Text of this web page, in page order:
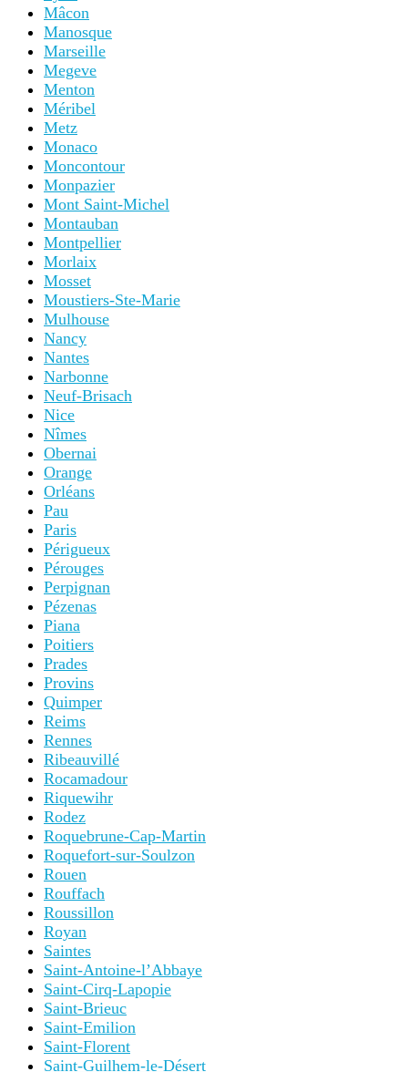
Mâcon
Manosque
Marseille
Megeve
Menton
Méribel
Metz
Monaco
Moncontour
Monpazier
Mont Saint-Michel
Montauban
Montpellier
Morlaix
Mosset
Moustiers-Ste-Marie
Mulhouse
Nancy
Nantes
Narbonne
Neuf-Brisach
Nice
Nîmes
Obernai
Orange
Orléans
Pau
Paris
Périgueux
Pérouges
Perpignan
Pézenas
Piana
Poitiers
Prades
Provins
Quimper
Reims
Rennes
Ribeauvillé
Rocamadour
Riquewihr
Rodez
Roquebrune-Cap-Martin
Roquefort-sur-Soulzon
Rouen
Rouffach
Roussillon
Royan
Saintes
Saint-Antoine-l’Abbaye
Saint-Cirq-Lapopie
Saint-Brieuc
Saint-Emilion
Saint-Florent
Saint-Guilhem-le-Désert